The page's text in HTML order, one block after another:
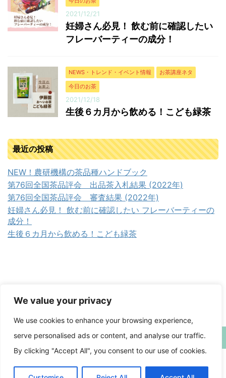
We value your privacy
We use cookies to enhance your browsing experience,
serve personalised ads or content, and analyse our traffic.
By clicking "Accept All", you consent to our use of cookies.
2021/12/21
妊婦さん必見！ 飲む前に確認したい
フレーバーティーの成分！
NEWS・トレンド・イベント情報
お茶講座ネタ
今日のお茶
2021/12/18
生後６カ月から飲める！こども緑茶
最近の投稿
NEW！農研機構の茶品種ハンドブック
第76回全国茶品評会 出品茶入札結果 (2022年)
第76回全国茶品評会 審査結果 (2022年)
妊婦さん必見！ 飲む前に確認したい フレーバーティーの
成分！
生後６カ月から飲める！こども緑茶
日本茶備忘録